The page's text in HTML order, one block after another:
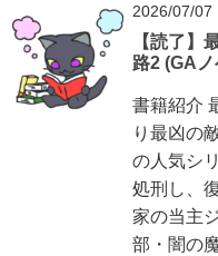
2026/07/07
【読了】
路2 (GA
書籍紹介
り最凶の
の人気シ
処刑し、
家の当主
部・闇の